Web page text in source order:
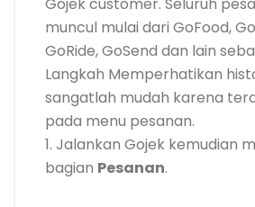
muncul mulai dari GoFood,
GoRide, GoSend dan lain
Langkah Memperhatikan
sangatlah mudah karena
pada menu pesanan.
1. Jalankan Gojek kemudian
bagian Pesanan.